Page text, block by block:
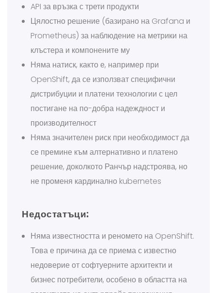
API за връзка с трети продукти
Цялостно решение (базирано на Grafana и
Prometheus) за наблюдение на метрики на
клъстера и компонените му
Няма натиск, както е, например при
OpenShift, да се използват специфични
дистрибуции и платени технологии с цел
постигане на по-добра надеждност и
производителност
Няма значителен риск при необходимост да
се премине към алтернативно и платено
решение, доколкото Ранчър надстроява, но
не променя кардинално kubernetes
Недостатъци:
Няма известността и реномето на OpenShift.
Това е причина да се приема с известно
недоверие от софтуерните архитекти и
бизнес потребители, особено в областта на